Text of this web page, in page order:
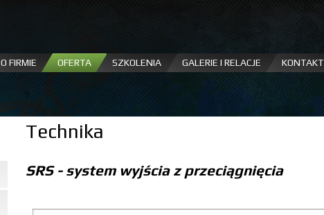
do
O FIRMIE OFERTA SZKOLENIA GALERIE I RELACJE KONTAKT
Technika
SRS - system wyjścia z przeciągnięcia